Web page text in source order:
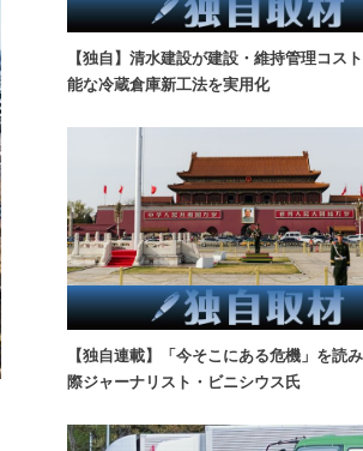
【独自】清水建設が建設・維持管理コス
能な冷蔵倉庫新工法を実用化
【独自連載】「今そこにある危機」を読
際ジャーナリスト・ビニシウス氏